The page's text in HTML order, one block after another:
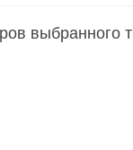
барьер
выбранного